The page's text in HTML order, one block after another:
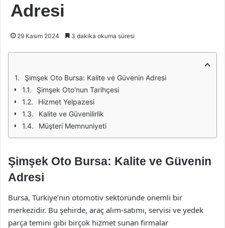
Adresi
29 Kasım 2024 3 dakika okuma süresi
Şimşek Oto Bursa: Kalite ve Güvenin Adresi
Şimşek Oto'nun Tarihçesi
Hizmet Yelpazesi
Kalite ve Güvenilirlik
Müşteri Memnuniyeti
Şimşek Oto Bursa: Kalite ve Güvenin
Adresi
Bursa, Türkiye’nin otomotiv sektöründe önemli bir
merkezidir. Bu şehirde, araç alım-satımı, servisi ve yedek
parça temini gibi birçok hizmet sunan firmalar